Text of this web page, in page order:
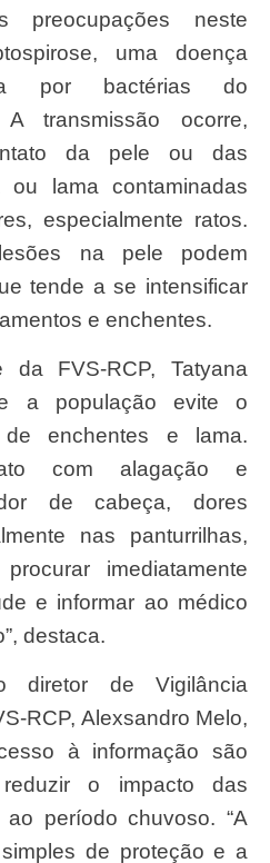
uma doença
por bactérias do
transmissão ocorre,
da pele ou das
lama contaminadas
especialmente ratos.
na pele podem
tende a se intensificar
e enchentes.
a população evite o
enchentes e lama.
com alagação e
de cabeça, dores
nas panturrilhas,
imediatamente
e informar ao médico
destaca.
RCP, Alexsandro Melo,
à informação são
o impacto das
período chuvoso. “A
de proteção e a